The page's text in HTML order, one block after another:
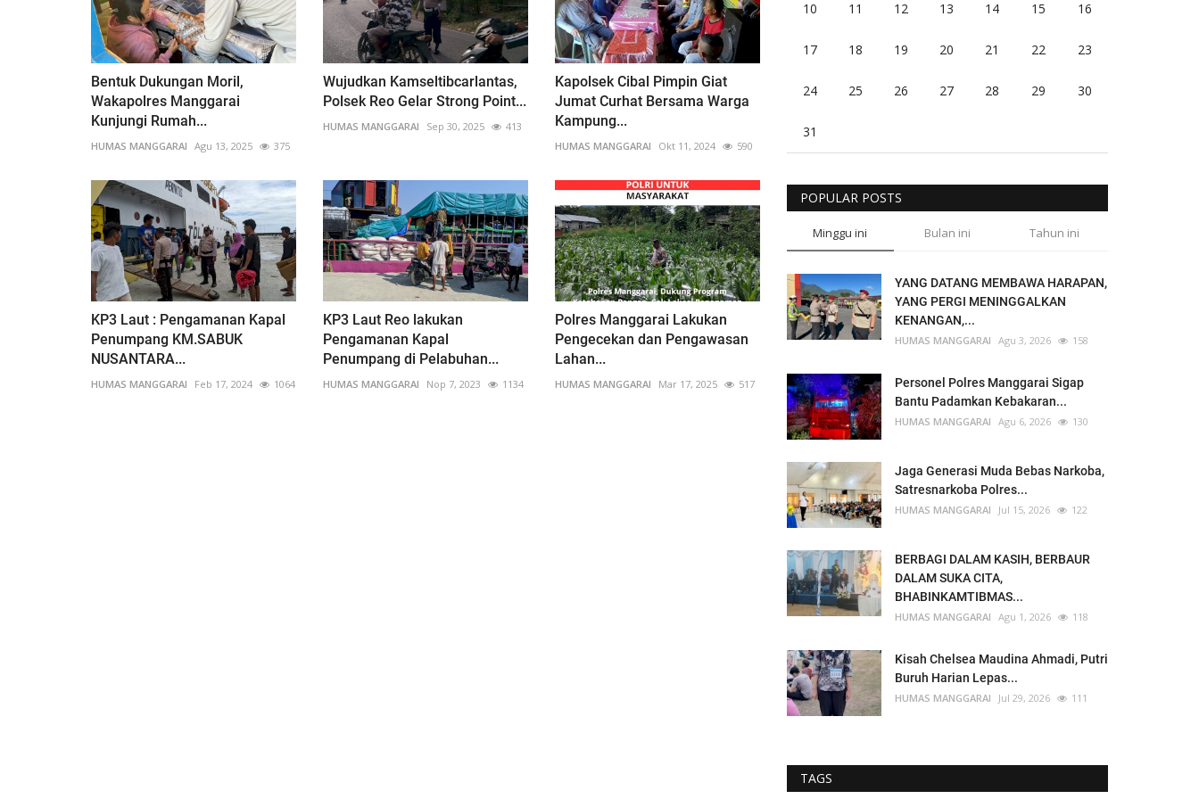
Bentuk Dukungan Moril,
Wakapolres Manggarai
Kunjungi Rumah...
HUMAS MANGGARAI Agu 13, 2025 375
Wujudkan Kamseltibcarlantas,
Polsek Reo Gelar Strong Point...
HUMAS MANGGARAI Sep 30, 2025 413
Kapolsek Cibal Pimpin Giat
Jumat Curhat Bersama Warga
Kampung...
HUMAS MANGGARAI Okt 11, 2024 590
KP3 Laut : Pengamanan Kapal
Penumpang KM.SABUK
NUSANTARA...
HUMAS MANGGARAI Feb 17, 2024 1064
KP3 Laut Reo lakukan
Pengamanan Kapal
Penumpang di Pelabuhan...
HUMAS MANGGARAI Nop 7, 2023 1134
Polres Manggarai Lakukan
Pengecekan dan Pengawasan
Lahan...
HUMAS MANGGARAI Mar 17, 2025 517
10 11 12 13 14 15 16
17 18 19 20 21 22 23
24 25 26 27 28 29 30
31
POPULAR POSTS
Minggu ini Bulan ini Tahun ini
YANG DATANG MEMBAWA HARAPAN,
YANG PERGI MENINGGALKAN
KENANGAN,...
HUMAS MANGGARAI Agu 3, 2026 158
Personel Polres Manggarai Sigap
Bantu Padamkan Kebakaran...
HUMAS MANGGARAI Agu 6, 2026 130
Jaga Generasi Muda Bebas Narkoba,
Satresnarkoba Polres...
HUMAS MANGGARAI Jul 15, 2026 122
BERBAGI DALAM KASIH, BERBAUR
DALAM SUKA CITA,
BHABINKAMTIBMAS...
HUMAS MANGGARAI Agu 1, 2026 118
Kisah Chelsea Maudina Ahmadi, Putri
Buruh Harian Lepas...
HUMAS MANGGARAI Jul 29, 2026 111
TAGS